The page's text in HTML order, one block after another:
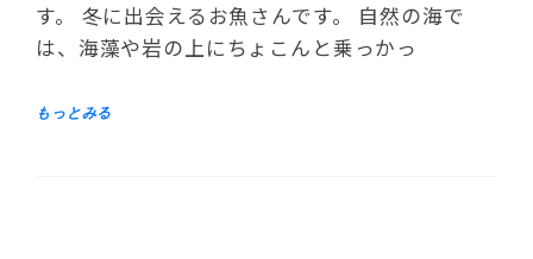
す。 冬に出会えるお魚さんです。 自然の海で
は、海藻や岩の上にちょこんと乗っかっ